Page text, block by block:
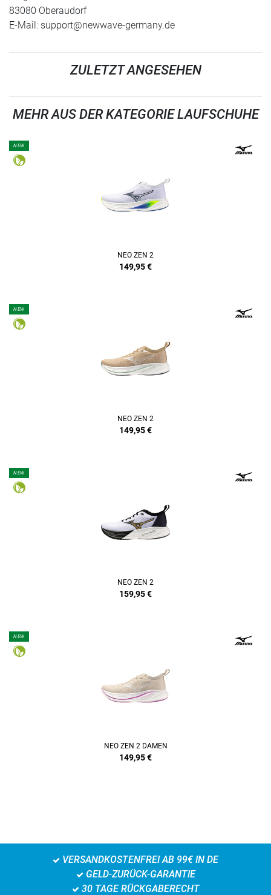
83080 Oberaudorf
E-Mail: support@newwave-germany.de
ZULETZT ANGESEHEN
MEHR AUS DER KATEGORIE LAUFSCHUHE
NEW
NEO ZEN 2
149,95€
NEW
NEO ZEN 2
149,95€
NEW
NEO ZEN 2
159,95€
NEW
NEO ZEN 2 DAMEN
149,95€
VERSANDKOSTENFREI AB 99€ IN DE
GELD-ZURÜCK-GARANTIE
30 TAGE RÜCKGABERECHT